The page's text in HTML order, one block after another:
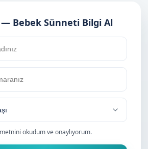
Bebek Sünneti Bilgi Al
okudum ve onaylıyorum.